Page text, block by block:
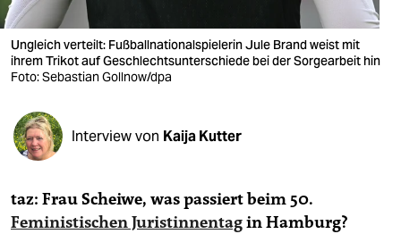
shop
fragen & hilfe
unterstützen
abo
epaper login
Ungleich verteilt: Fußballnationalspielerin Jule Brand weist mit
ihrem Trikot auf Geschlechtsunterschiede bei der Sorgearbeit hin
Foto: Sebastian Gollnow/dpa
Interview von Kaija Kutter
taz: Frau Scheiwe, was passiert beim 50.
Feministischen Juristinnentagin Hamburg?